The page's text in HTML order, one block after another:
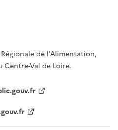
de l'Alimentation,
Val de Loire.